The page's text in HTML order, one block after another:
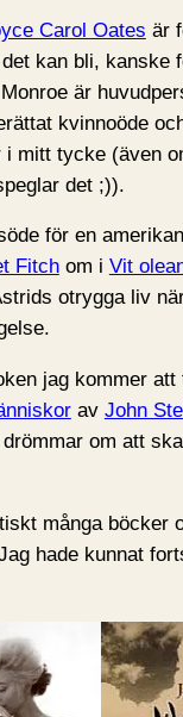
Carol Oates är
kan bli, kanske
är
kvinnoöde
i mitt tycke (även
det ;)).
för en
Fitchom i Vit
otrygga liv
jag kommer att
av John
om att
många böcker
hade kunnat